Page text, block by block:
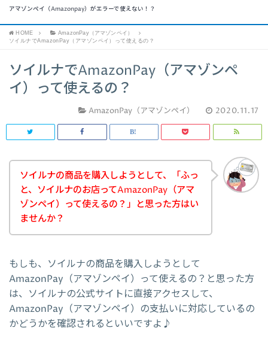
アマゾンペイ（Amazonpay）がエラーで使えない！？
HOME
AmazonPay（アマゾンペイ）
ソイルナでAmazonPay（アマゾンペイ）って使えるの？
ソイルナでAmazonPay（アマゾンペ
イ）って使えるの？
AmazonPay（アマゾンペイ） 2020.11.17
ソイルナの商品を購入しようとして、「ふっ
と、ソイルナのお店ってAmazonPay（アマ
ゾンペイ）って使えるの？」と思った方はい
ませんか？
もしも、ソイルナの商品を購入しようとして
AmazonPay（アマゾンペイ）って使えるの？と思った方
は、ソイルナの公式サイトに直接アクセスして、
AmazonPay（アマゾンペイ）の支払いに対応しているの
かどうかを確認されるといいですよ♪